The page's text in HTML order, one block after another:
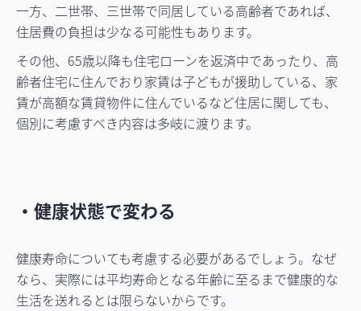
一方、二世帯、三世帯で同居している高齢者であれば、
住居費の負担は少なる可能性もあります。
その他、65歳以降も住宅ローンを返済中であったり、高
齢者住宅に住んでおり家賃は子どもが援助している、家
賃が高額な賃貸物件に住んでいるなど住居に関しても、
個別に考慮すべき内容は多岐に渡ります。
・健康状態で変わる
健康寿命についても考慮する必要があるでしょう。なぜ
なら、実際には平均寿命となる年齢に至るまで健康的な
生活を送れるとは限らないからです。